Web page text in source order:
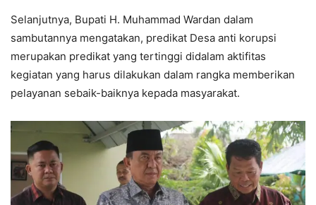
Selanjutnya, Bupati H. Muhammad Wardan dalam
sambutannya mengatakan, predikat Desa anti korupsi
merupakan predikat yang tertinggi didalam aktifitas
kegiatan yang harus dilakukan dalam rangka memberikan
pelayanan sebaik-baiknya kepada masyarakat.